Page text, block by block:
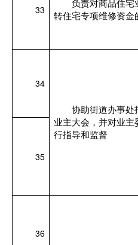
33
负责对商品住宅
转住宅专项维修资金
34
协助街道办事处
业主大会，并对业主
行指导和监督
35
36